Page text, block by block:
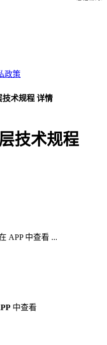
政策
技术规程 详情
技术规程
APP 中查看 ...
中查看